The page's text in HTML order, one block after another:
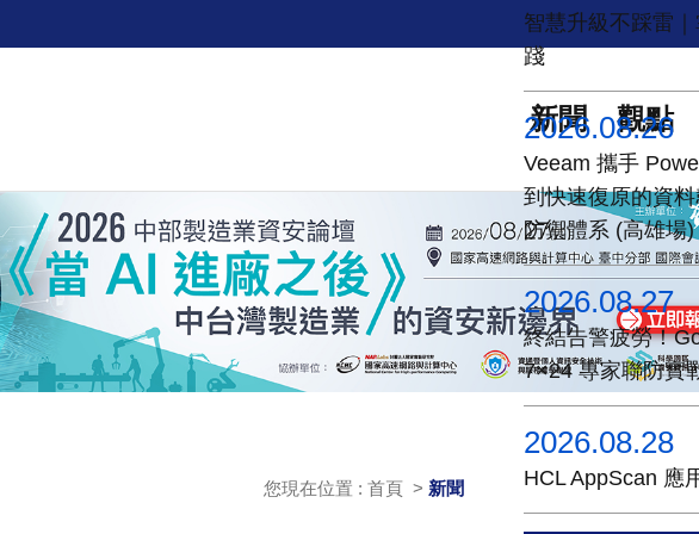
新聞 觀點
您現在位置 : 首頁 > 新聞
智慧升級不踩雷
踐
2026.08.26
Veeam 攜手
到快速復原的資
防禦體系 (高雄場)
2026.08.27
終結告警疲勞！
7×24 專家聯防實
2026.08.28
HCL AppScan 應